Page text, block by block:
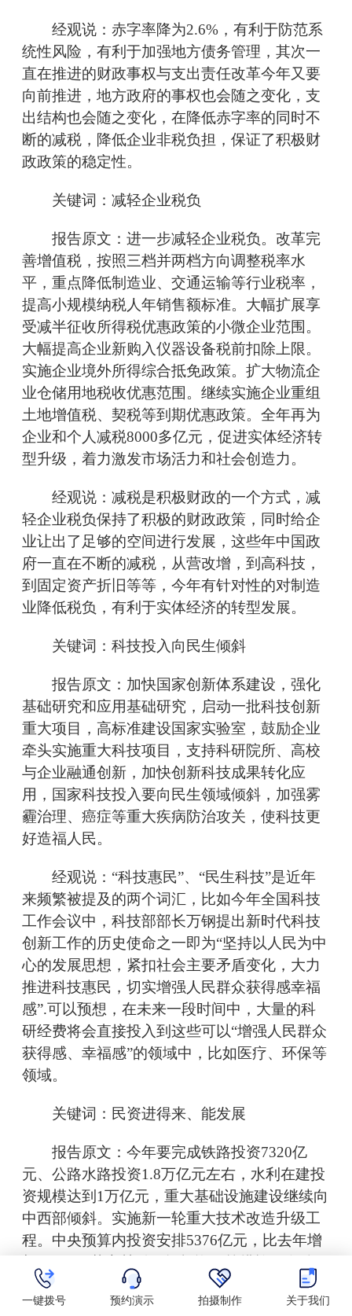
经观说：赤字率降为2.6%，有利于防范系
统性风险，有利于加强地方债务管理，其次一
直在推进的财政事权与支出责任改革今年又要
向前推进，地方政府的事权也会随之变化，支
出结构也会随之变化，在降低赤字率的同时不
断的减税，降低企业非税负担，保证了积极财
政政策的稳定性。
关键词：减轻企业税负
报告原文：进一步减轻企业税负。改革完
善增值税，按照三档并两档方向调整税率水
平，重点降低制造业、交通运输等行业税率，
提高小规模纳税人年销售额标准。大幅扩展享
受减半征收所得税优惠政策的小微企业范围。
大幅提高企业新购入仪器设备税前扣除上限。
实施企业境外所得综合抵免政策。扩大物流企
业仓储用地税收优惠范围。继续实施企业重组
土地增值税、契税等到期优惠政策。全年再为
企业和个人减税8000多亿元，促进实体经济转
型升级，着力激发市场活力和社会创造力。
经观说：减税是积极财政的一个方式，减
轻企业税负保持了积极的财政政策，同时给企
业让出了足够的空间进行发展，这些年中国政
府一直在不断的减税，从营改增，到高科技，
到固定资产折旧等等，今年有针对性的对制造
业降低税负，有利于实体经济的转型发展。
关键词：科技投入向民生倾斜
报告原文：加快国家创新体系建设，强化
基础研究和应用基础研究，启动一批科技创新
重大项目，高标准建设国家实验室，鼓励企业
牵头实施重大科技项目，支持科研院所、高校
与企业融通创新，加快创新科技成果转化应
用，国家科技投入要向民生领域倾斜，加强雾
霾治理、癌症等重大疾病防治攻关，使科技更
好造福人民。
经观说：“科技惠民”、“民生科技”是近年
来频繁被提及的两个词汇，比如今年全国科技
工作会议中，科技部部长万钢提出新时代科技
创新工作的历史使命之一即为“坚持以人民为中
心的发展思想，紧扣社会主要矛盾变化，大力
推进科技惠民，切实增强人民群众获得感幸福
感”.可以预想，在未来一段时间中，大量的科
研经费将会直接投入到这些可以“增强人民群众
获得感、幸福感”的领域中，比如医疗、环保等
领域。
关键词：民资进得来、能发展
报告原文：今年要完成铁路投资7320亿
元、公路水路投资1.8万亿元左右，水利在建投
资规模达到1万亿元，重大基础设施建设继续向
中西部倾斜。实施新一轮重大技术改造升级工
程。中央预算内投资安排5376亿元，比去年增
路、民航、油气、电信等领域推出一批有吸引
力的项目，务必使民资进得来、能发展。
一键拨号 预约演示 拍摄制作 关于我们